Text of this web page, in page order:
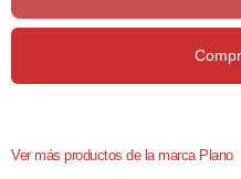
Ver más productos de la marca Plano